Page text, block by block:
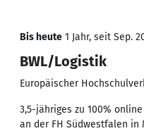
Bis heute 1 Jahr, seit Sep.
BWL/Logistik
Europäischer
3,5-jähriges zu 100%
an der FH Südwestfalen in